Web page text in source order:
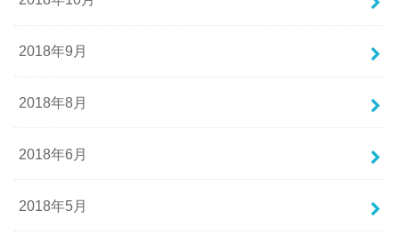
2018年9月
2018年8月
2018年6月
2018年5月